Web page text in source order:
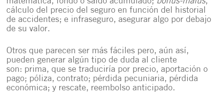
cálculo del precio del seguro en función del historial
de accidentes; e infraseguro, asegurar algo por debajo
de su valor.
Otros que parecen ser más fáciles pero, aún así,
pueden generar algún tipo de duda al cliente
son: prima, que se traduciría por precio, aportación o
pago; póliza, contrato; pérdida pecuniaria, pérdida
económica; y rescate, reembolso anticipado.